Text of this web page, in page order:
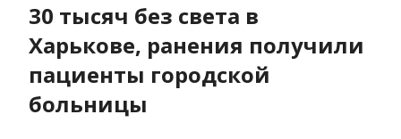
30 тысяч без света в
Харькове, ранения получили
пациенты городской
больницы